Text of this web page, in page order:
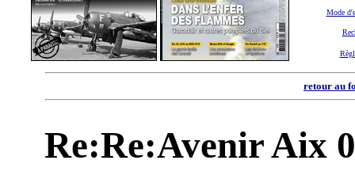
Mode
retour au
Re:Re:Avenir Aix